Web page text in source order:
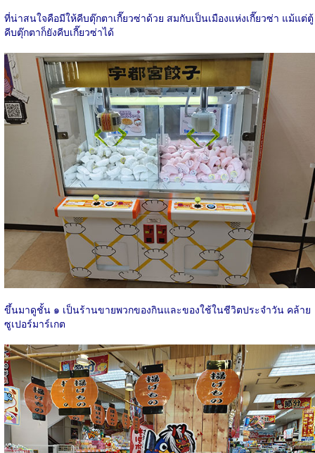
ที่น่าสนใจคือมีให้คีบตุ๊กตาเกี๊ยวซ่าด้วย สมกับเป็นเมืองแห่งเกี๊ยวซ่า แม้แต่ตู้
คีบตุ๊กตาก็ยังคีบเกี๊ยวซ่าได้
ขึ้นมาดูชั้น ๑ เป็นร้านขายพวกของกินและของใช้ในชีวิตประจำวัน คล้าย
ซูเปอร์มาร์เกต